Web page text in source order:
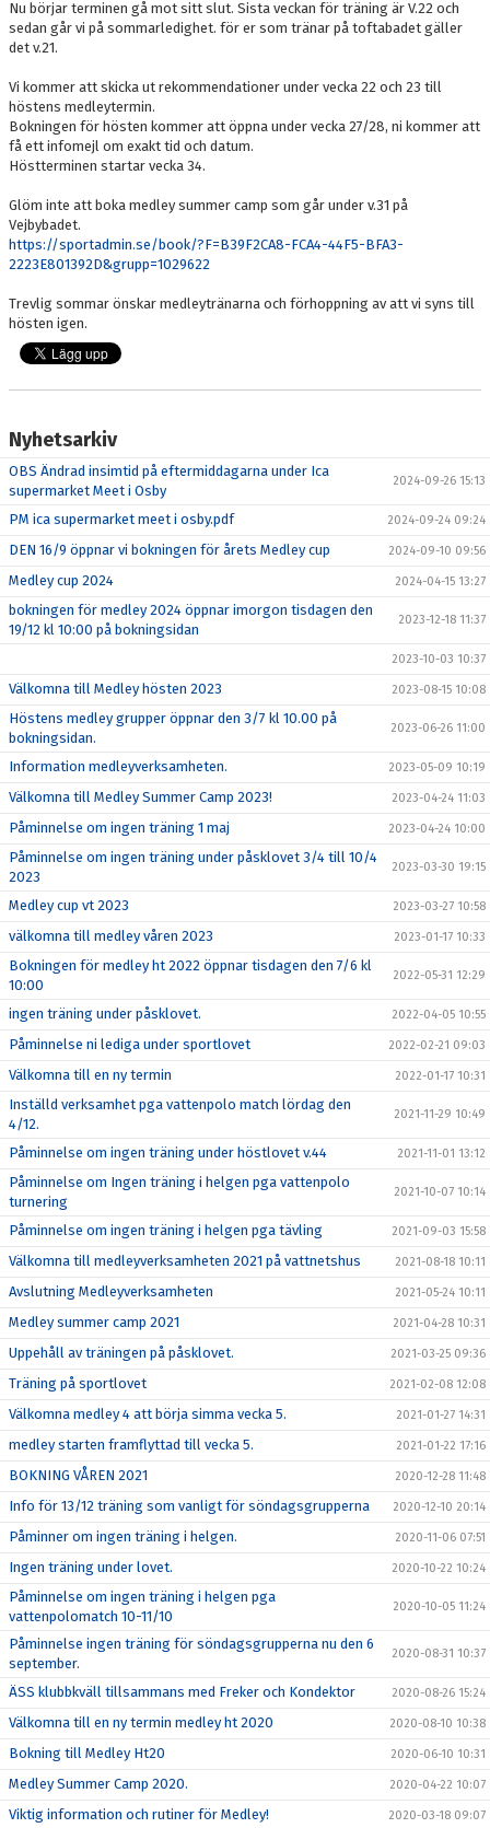
KONTAKT
Nu börjar terminen gå mot sitt slut. Sista veckan för träning är V.22 och
sedan går vi på sommarledighet. för er som tränar på toftabadet gäller
det v.21.
Vi kommer att skicka ut rekommendationer under vecka 22 och 23 till
höstens medleytermin.
Bokningen för hösten kommer att öppna under vecka 27/28, ni kommer att
få ett infomejl om exakt tid och datum.
Höstterminen startar vecka 34.
Glöm inte att boka medley summer camp som går under v.31 på
Vejbybadet.
https://sportadmin.se/book/?F=B39F2CA8-FCA4-44F5-BFA3-
2223E801392D&grupp=1029622
Trevlig sommar önskar medleytränarna och förhoppning av att vi syns till
hösten igen.
Nyhetsarkiv
OBS Ändrad insimtid på eftermiddagarna under Ica
supermarket Meet i Osby
2024-09-26 15:13
PM ica supermarket meet i osby.pdf 2024-09-24 09:24
DEN 16/9 öppnar vi bokningen för årets Medley cup 2024-09-10 09:56
Medley cup 2024 2024-04-15 13:27
bokningen för medley 2024 öppnar imorgon tisdagen den
19/12 kl 10:00 på bokningsidan
2023-12-18 11:37
2023-10-03 10:37
Välkomna till Medley hösten 2023 2023-08-15 10:08
Höstens medley grupper öppnar den 3/7 kl 10.00 på
bokningsidan.
2023-06-26 11:00
Information medleyverksamheten. 2023-05-09 10:19
Välkomna till Medley Summer Camp 2023! 2023-04-24 11:03
Påminnelse om ingen träning 1 maj 2023-04-24 10:00
Påminnelse om ingen träning under påsklovet 3/4 till 10/4
2023
2023-03-30 19:15
Medley cup vt 2023 2023-03-27 10:58
välkomna till medley våren 2023 2023-01-17 10:33
Bokningen för medley ht 2022 öppnar tisdagen den 7/6 kl
10:00
2022-05-31 12:29
ingen träning under påsklovet. 2022-04-05 10:55
Påminnelse ni lediga under sportlovet 2022-02-21 09:03
Välkomna till en ny termin 2022-01-17 10:31
Inställd verksamhet pga vattenpolo match lördag den
4/12.
2021-11-29 10:49
Påminnelse om ingen träning under höstlovet v.44 2021-11-01 13:12
Påminnelse om Ingen träning i helgen pga vattenpolo
turnering
2021-10-07 10:14
Påminnelse om ingen träning i helgen pga tävling 2021-09-03 15:58
Välkomna till medleyverksamheten 2021 på vattnetshus 2021-08-18 10:11
Avslutning Medleyverksamheten 2021-05-24 10:11
Medley summer camp 2021 2021-04-28 10:31
Uppehåll av träningen på påsklovet. 2021-03-25 09:36
Träning på sportlovet 2021-02-08 12:08
Välkomna medley 4 att börja simma vecka 5. 2021-01-27 14:31
medley starten framflyttad till vecka 5. 2021-01-22 17:16
BOKNING VÅREN 2021 2020-12-28 11:48
Info för 13/12 träning som vanligt för söndagsgrupperna 2020-12-10 20:14
Påminner om ingen träning i helgen. 2020-11-06 07:51
Ingen träning under lovet. 2020-10-22 10:24
Påminnelse om ingen träning i helgen pga
vattenpolomatch 10-11/10
2020-10-05 11:24
Påminnelse ingen träning för söndagsgrupperna nu den 6
september.
2020-08-31 10:37
ÄSS klubbkväll tillsammans med Freker och Kondektor 2020-08-26 15:24
Välkomna till en ny termin medley ht 2020 2020-08-10 10:38
Bokning till Medley Ht20 2020-06-10 10:31
Medley Summer Camp 2020. 2020-04-22 10:07
Viktig information och rutiner för Medley! 2020-03-18 09:07